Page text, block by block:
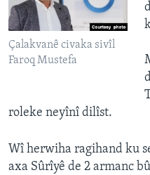
Çalakvanê civaka sivîl
Faroq Mustefa
roleke neyînî dilîst.
Wî herwiha ragihand ku
axa Sûrîyê de 2 armanc